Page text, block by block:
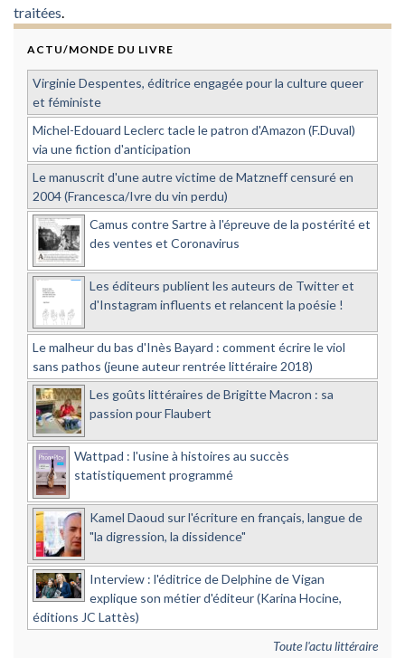
traitées
ACTU/MONDE DU LIVRE
Virginie Despentes, éditrice engagée pour la culture queer
et féministe
Michel-Edouard Leclerc tacle le patron d'Amazon (F.Duval)
via une fiction d'anticipation
Le manuscrit d'une autre victime de Matzneff censuré en
2004 (Francesca/Ivre du vin perdu)
Camus contre Sartre à l'épreuve de la postérité et
des ventes et Coronavirus
Les éditeurs publient les auteurs de Twitter et
d'Instagram influents et relancent la poésie !
Le malheur du bas d'Inès Bayard : comment écrire le viol
sans pathos (jeune auteur rentrée littéraire 2018)
Les goûts littéraires de Brigitte Macron : sa
passion pour Flaubert
Wattpad : l'usine à histoires au succès
statistiquement programmé
Kamel Daoud sur l'écriture en français, langue de
"la digression, la dissidence"
Interview : l'éditrice de Delphine de Vigan
explique son métier d'éditeur (Karina Hocine,
éditions JC Lattès)
Toute l'actu littéraire